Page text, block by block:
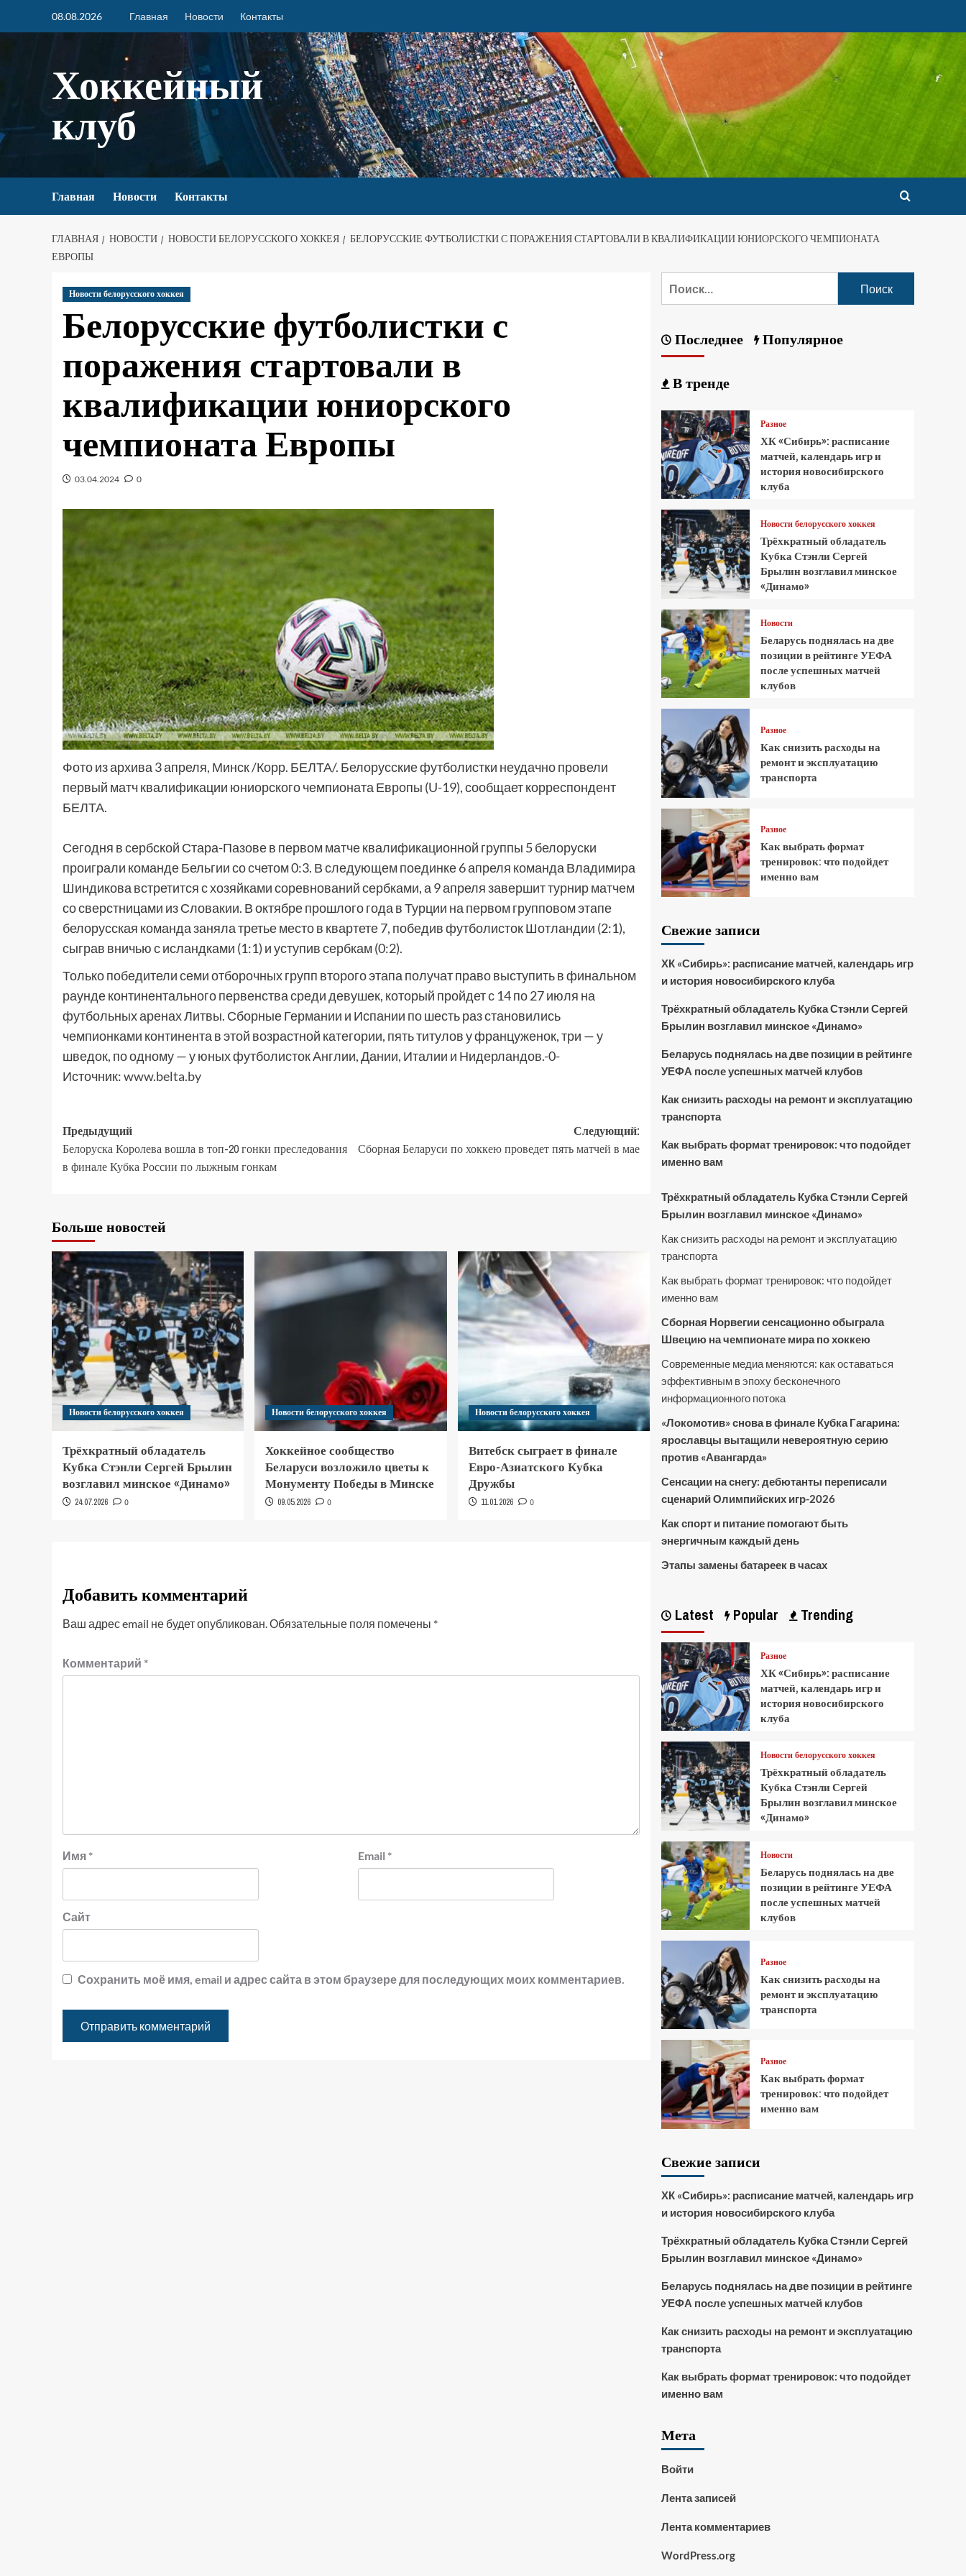
08.08.2026 Главная Новости Контакты
Хоккейный
клуб
Главная Новости Контакты
ГЛАВНАЯ НОВОСТИ НОВОСТИ БЕЛОРУССКОГО ХОККЕЯ
БЕЛОРУССКИЕ ФУТБОЛИСТКИ С ПОРАЖЕНИЯ СТАРТОВАЛИ В КВАЛИФИКАЦИИ ЮНИОРСКОГО ЧЕМПИОНАТА
ЕВРОПЫ
Новости белорусского хоккея
Белорусские футболистки с
поражения стартовали в
квалификации юниорского
чемпионата Европы
03.04.2024 0
Фото из архива 3 апреля, Минск /Корр. БЕЛТА/. Белорусские футболистки неудачно провели
первый матч квалификации юниорского чемпионата Европы (U-19), сообщает корреспондент
БЕЛТА.
Сегодня в сербской Стара-Пазове в первом матче квалификационной группы 5 белоруски
проиграли команде Бельгии со счетом 0:3. В следующем поединке 6 апреля команда Владимира
Шиндикова встретится с хозяйками соревнований сербками, а 9 апреля завершит турнир матчем
со сверстницами из Словакии. В октябре прошлого года в Турции на первом групповом этапе
белорусская команда заняла третье место в квартете 7, победив футболисток Шотландии (2:1),
сыграв вничью с исландками (1:1) и уступив сербкам (0:2).
Только победители семи отборочных групп второго этапа получат право выступить в финальном
раунде континентального первенства среди девушек, который пройдет с 14 по 27 июля на
футбольных аренах Литвы. Сборные Германии и Испании по шесть раз становились
чемпионками континента в этой возрастной категории, пять титулов у француженок, три — у
шведок, по одному — у юных футболисток Англии, Дании, Италии и Нидерландов.-0-
Источник:www.belta.by
Предыдущий
Белоруска Королева вошла в топ-20 гонки преследования
в финале Кубка России по лыжным гонкам
Следующий:
Сборная Беларуси по хоккею проведет пять матчей в мае
Больше новостей
Новости белорусского хоккея
Трёхкратный обладатель
Кубка Стэнли Сергей Брылин
возглавил минское «Динамо»
24.07.2026 0
Новости белорусского хоккея
Хоккейное сообщество
Беларуси возложило цветы к
Монументу Победы в Минске
09.05.2026 0
Новости белорусского хоккея
Витебск сыграет в финале
Евро-Азиатского Кубка
Дружбы
11.01.2026 0
Добавить комментарий
Ваш адрес email не будет опубликован.Обязательные поля помечены *
Комментарий *
Имя * Email *
Сайт
Сохранить моё имя, email и адрес сайта в этом браузере для последующих моих комментариев.
Последнее Популярное
В тренде
Разное
ХК «Сибирь»: расписание
матчей, календарь игр и
история новосибирского
клуба
Новости белорусского хоккея
Трёхкратный обладатель
Кубка Стэнли Сергей
Брылин возглавил минское
«Динамо»
Новости
Беларусь поднялась на две
позиции в рейтинге УЕФА
после успешных матчей
клубов
Разное
Как снизить расходы на
ремонт и эксплуатацию
транспорта
Разное
Как выбрать формат
тренировок: что подойдет
именно вам
Свежие записи
ХК «Сибирь»: расписание матчей, календарь игр
и история новосибирского клуба
Трёхкратный обладатель Кубка Стэнли Сергей
Брылин возглавил минское «Динамо»
Беларусь поднялась на две позиции в рейтинге
УЕФА после успешных матчей клубов
Как снизить расходы на ремонт и эксплуатацию
транспорта
Как выбрать формат тренировок: что подойдет
именно вам
Трёхкратный обладатель Кубка Стэнли Сергей
Брылин возглавил минское «Динамо»
Как снизить расходы на ремонт и эксплуатацию
транспорта
Как выбрать формат тренировок: что подойдет
именно вам
Сборная Норвегии сенсационно обыграла
Швецию на чемпионате мира по хоккею
Современные медиа меняются: как оставаться
эффективным в эпоху бесконечного
информационного потока
«Локомотив» снова в финале Кубка Гагарина:
ярославцы вытащили невероятную серию
против «Авангарда»
Сенсации на снегу: дебютанты переписали
сценарий Олимпийских игр-2026
Как спорт и питание помогают быть
энергичным каждый день
Этапы замены батареек в часах
Latest Popular Trending
Разное
ХК «Сибирь»: расписание
матчей, календарь игр и
история новосибирского
клуба
Новости белорусского хоккея
Трёхкратный обладатель
Кубка Стэнли Сергей
Брылин возглавил минское
«Динамо»
Новости
Беларусь поднялась на две
позиции в рейтинге УЕФА
после успешных матчей
клубов
Разное
Как снизить расходы на
ремонт и эксплуатацию
транспорта
Разное
Как выбрать формат
тренировок: что подойдет
именно вам
Свежие записи
ХК «Сибирь»: расписание матчей, календарь игр
и история новосибирского клуба
Трёхкратный обладатель Кубка Стэнли Сергей
Брылин возглавил минское «Динамо»
Беларусь поднялась на две позиции в рейтинге
УЕФА после успешных матчей клубов
Как снизить расходы на ремонт и эксплуатацию
транспорта
Как выбрать формат тренировок: что подойдет
именно вам
Мета
Войти
Лента записей
Лента комментариев
WordPress.org